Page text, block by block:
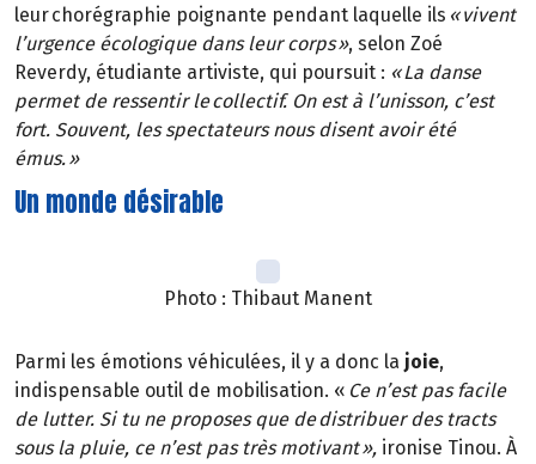
leur chorégraphie poignante pendant laquelle ils « vivent
l’urgence écologique dans leur corps », selon Zoé
Reverdy, étudiante artiviste, qui poursuit : « La danse
permet de ressentir le collectif. On est à l’unisson, c’est
fort. Souvent, les spectateurs nous disent avoir été
émus. »
Un monde désirable
Photo : Thibaut Manent
Parmi les émotions véhiculées, il y a donc la joie,
indispensable outil de mobilisation. « Ce n’est pas facile
de lutter. Si tu ne proposes que de distribuer des tracts
sous la pluie, ce n’est pas très motivant », ironise Tinou. À